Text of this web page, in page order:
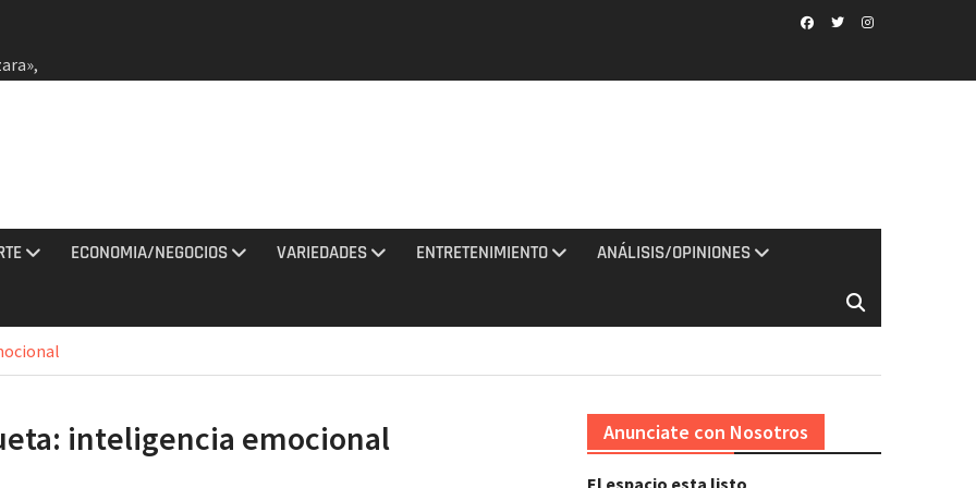
vs.
3
ECONOMIA/NEGOCIOS VARIEDADES ENTRETENIMIENTO ANÁLISIS/OPINIONES
inteligencia emocional Anunciate con Nosotros
El espacio esta listo